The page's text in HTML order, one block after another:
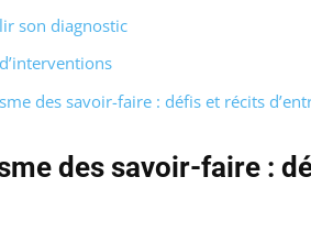
son diagnostic
des savoir-faire : défis et récits
des savoir-faire :